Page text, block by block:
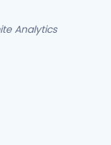
Analytics